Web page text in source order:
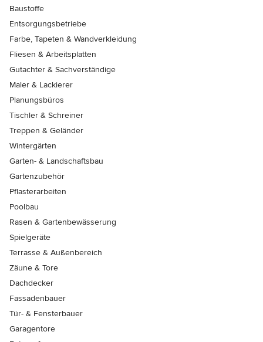
Baustoffe
Entsorgungsbetriebe
Farbe, Tapeten & Wandverkleidung
Fliesen & Arbeitsplatten
Gutachter & Sachverständige
Maler & Lackierer
Planungsbüros
Tischler & Schreiner
Treppen & Geländer
Wintergärten
Garten- & Landschaftsbau
Gartenzubehör
Pflasterarbeiten
Poolbau
Rasen & Gartenbewässerung
Spielgeräte
Terrasse & Außenbereich
Zäune & Tore
Dachdecker
Fassadenbauer
Tür- & Fensterbauer
Garagentore